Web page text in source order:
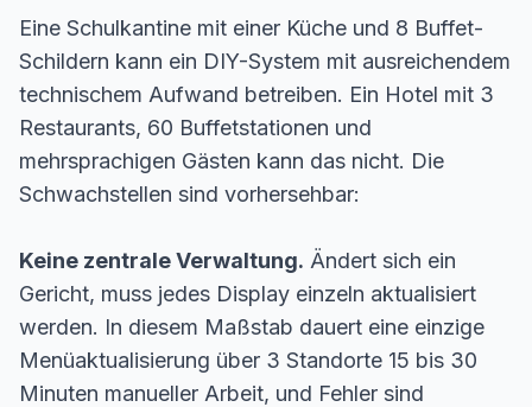
Eine Schulkantine mit einer Küche und 8 Buffet-
Schildern kann ein DIY-System mit ausreichendem
technischem Aufwand betreiben. Ein Hotel mit 3
Restaurants, 60 Buffetstationen und
mehrsprachigen Gästen kann das nicht. Die
Schwachstellen sind vorhersehbar:
Keine zentrale Verwaltung. Ändert sich ein
Gericht, muss jedes Display einzeln aktualisiert
werden. In diesem Maßstab dauert eine einzige
Menüaktualisierung über 3 Standorte 15 bis 30
Minuten manueller Arbeit, und Fehler sind